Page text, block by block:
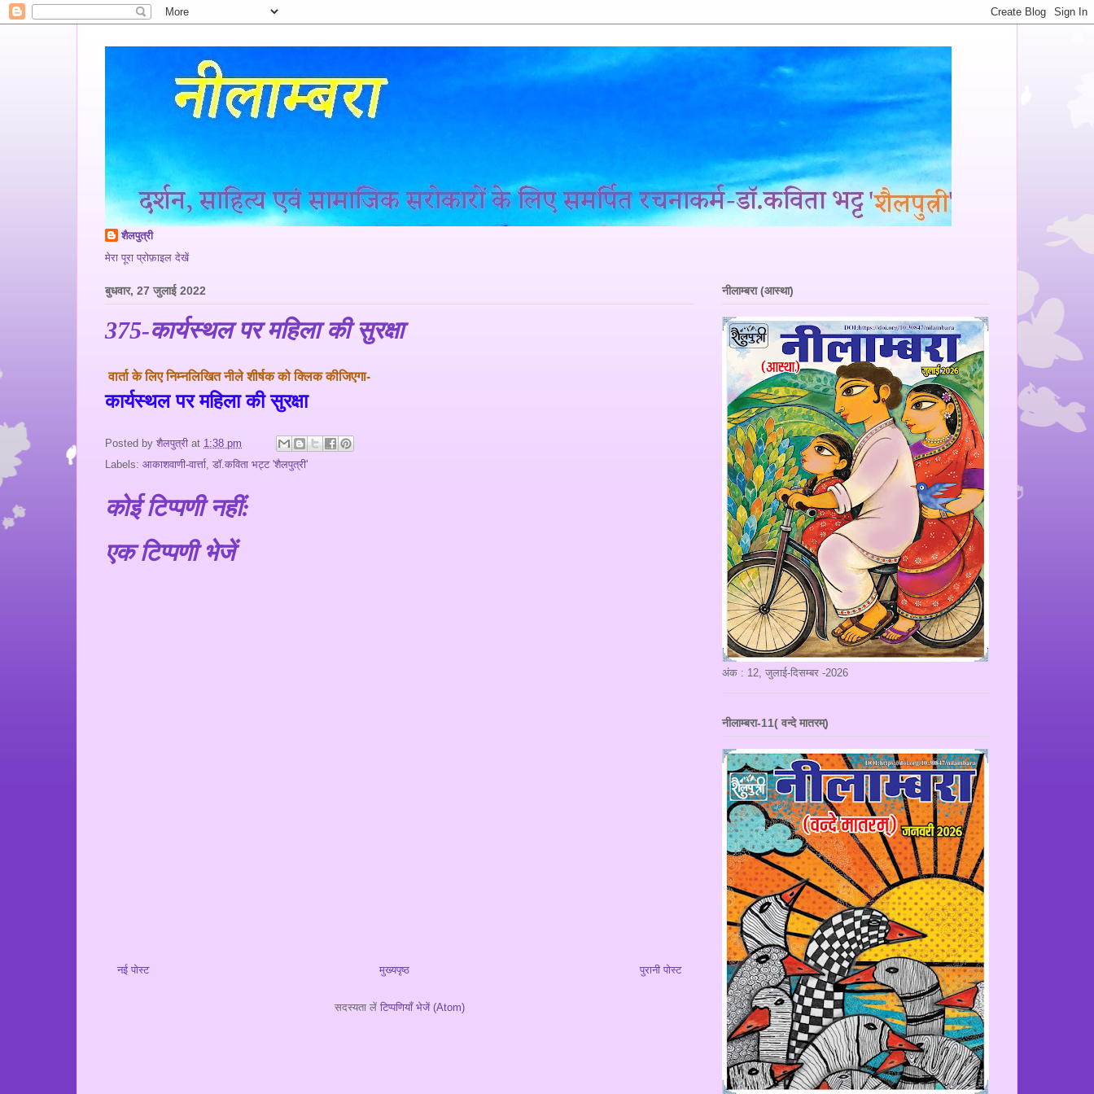
शैलपुत्री
मेरा पूरा प्रोफ़ाइल देखें
बुधवार, 27 जुलाई 2022
375-कार्यस्थल पर महिला की सुरक्षा
वार्ता के लिए निम्नलिखित नीले शीर्षक को क्लिक कीजिएगा-
कार्यस्थल पर महिला की सुरक्षा
Posted by शैलपुत्री at 1:38 pm
Labels: आकाशवाणी-वार्त्ता, डॉ.कविता भट्ट 'शैलपुत्री'
कोई टिप्पणी नहीं:
एक टिप्पणी भेजें
नई पोस्ट पुरानी पोस्ट
मुख्यपृष्ठ
सदस्यता लें टिप्पणियाँ भेजें (Atom)
नीलाम्बरा (आस्था)
अंक : 12, जुलाई-दिसम्बर -2026
नीलाम्बरा-11( वन्दे मातरम्)